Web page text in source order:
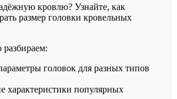
кровлю? Узнайте, как
размер головки кровельных
разбираем:
головок для разных типов
характеристики популярных